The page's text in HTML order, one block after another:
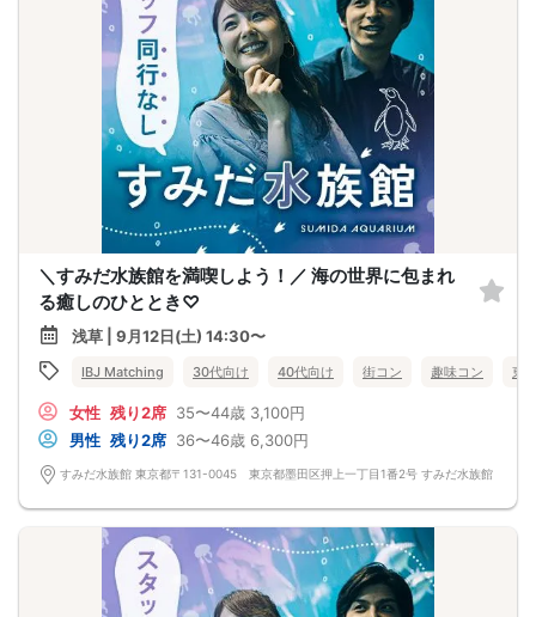
＼すみだ水族館を満喫しよう！／ 海の世界に包まれ
る癒しのひととき♡
浅草 | 9月12日(土) 14:30〜
IBJ Matching 30代向け 40代向け 街コン 趣味コン 東
女性 残り2席 35〜44歳 3,100円
男性 残り2席 36〜46歳 6,300円
すみだ水族館 東京都〒131-0045 東京都墨田区押上一丁目1番2号 すみだ水族館